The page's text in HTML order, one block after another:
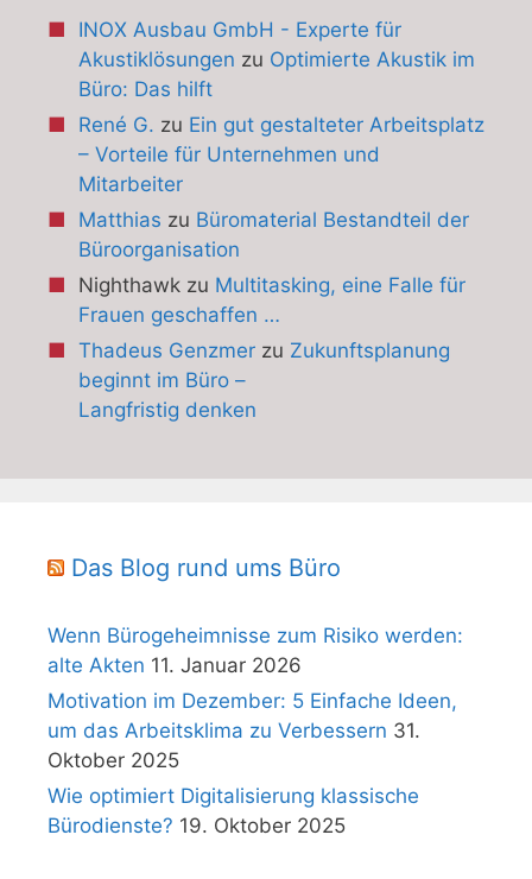
INOX Ausbau GmbH - Experte für
Akustiklösungen zu Optimierte Akustik im
Büro: Das hilft
René G. zu Ein gut gestalteter Arbeitsplatz
– Vorteile für Unternehmen und
Mitarbeiter
Matthias zu Büromaterial Bestandteil der
Büroorganisation
Nighthawkzu Multitasking, eine Falle für
Frauen geschaffen …
Thadeus Genzmerzu Zukunftsplanung
beginnt im Büro –
Langfristig denken
Das Blog rund ums Büro
Wenn Bürogeheimnisse zum Risiko werden:
alte Akten 11. Januar 2026
Motivation im Dezember: 5 Einfache Ideen,
um das Arbeitsklima zu Verbessern 31.
Oktober 2025
Wie optimiert Digitalisierung klassische
Bürodienste? 19. Oktober 2025